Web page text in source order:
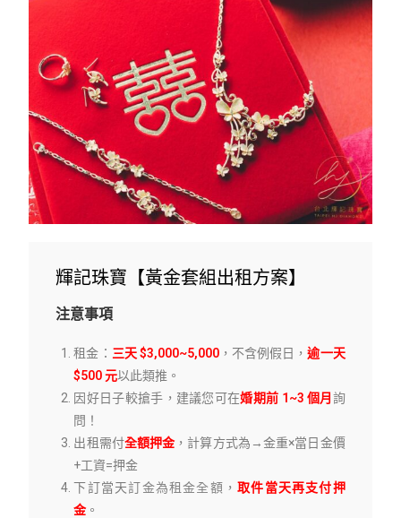
輝記珠寶【黃金套組出租方案】
注意事項
租金： 三天 $3,000~5,000，不含例假日，逾一天
$500 元以此類推。
因好日子較搶手，建議您可在婚期前 1~3 個月詢
問！
出租需付全額押金，計算方式為→金重×當日金價
+工資=押金
下訂當天訂金為租金全額 ，取件當天再支付押
金。